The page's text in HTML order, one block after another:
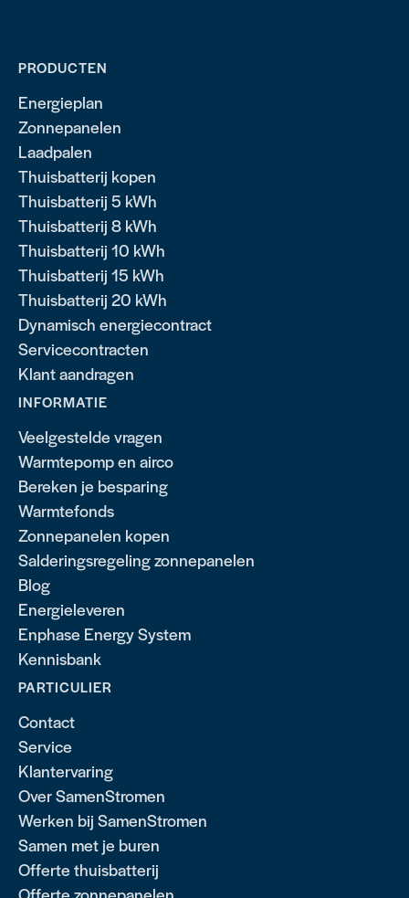
PRODUCTEN
Energieplan
Zonnepanelen
Laadpalen
Thuisbatterij kopen
Thuisbatterij 5 kWh
Thuisbatterij 8 kWh
Thuisbatterij 10 kWh
Thuisbatterij 15 kWh
Thuisbatterij 20 kWh
Dynamisch energiecontract
Servicecontracten
Klant aandragen
INFORMATIE
Veelgestelde vragen
Warmtepomp en airco
Bereken je besparing
Warmtefonds
Zonnepanelen kopen
Salderingsregeling zonnepanelen
Blog
Energieleveren
Enphase Energy System
Kennisbank
PARTICULIER
Contact
Service
Klantervaring
Over SamenStromen
Werken bij SamenStromen
Samen met je buren
Offerte thuisbatterij